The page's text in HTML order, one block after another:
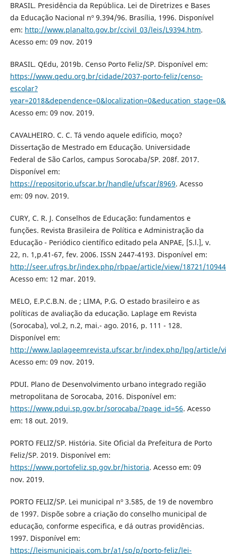
BRASIL. Presidência da República. Lei de Diretrizes e Bases
da Educação Nacional nº 9.394/96. Brasília, 1996. Disponível
em: http://www.planalto.gov.br/ccivil_03/leis/L9394.htm.
Acesso em: 09 nov. 2019
BRASIL. QEdu, 2019b. Censo Porto Feliz/SP. Disponível em:
https://www.qedu.org.br/cidade/2037-porto-feliz/censo-
escolar?
Acesso em: 09 nov. 2019.
CAVALHEIRO. C. C. Tá vendo aquele edifício, moço?
Dissertação de Mestrado em Educação. Universidade
Federal de São Carlos, campus Sorocaba/SP. 208f. 2017.
Disponível em:
https://repositorio.ufscar.br/handle/ufscar/8969. Acesso
em: 09 nov. 2019.
CURY, C. R. J. Conselhos de Educação: fundamentos e
funções. Revista Brasileira de Política e Administração da
Educação - Periódico científico editado pela ANPAE, [S.l.], v.
22, n. 1,p.41-67, fev. 2006. ISSN 2447-4193. Disponível em:
http://seer.ufrgs.br/index.php/rbpae/article/view/18721/10944
Acesso em: 12 mar. 2019.
MELO, E.P.C.B.N. de ; LIMA, P.G. O estado brasileiro e as
políticas de avaliação da educação. Laplage em Revista
(Sorocaba), vol.2, n.2, mai.- ago. 2016, p. 111 - 128.
Disponível em:
http://www.laplageemrevista.ufscar.br/index.php/lpg/article/
Acesso em: 09 nov. 2019.
PDUI. Plano de Desenvolvimento urbano integrado região
metropolitana de Sorocaba, 2016. Disponível em:
https://www.pdui.sp.gov.br/sorocaba/?page_id=56. Acesso
em: 18 out. 2019.
PORTO FELIZ/SP. História. Site Oficial da Prefeitura de Porto
Feliz/SP. 2019. Disponível em:
https://www.portofeliz.sp.gov.br/historia. Acesso em: 09
nov. 2019.
PORTO FELIZ/SP. Lei municipal nº 3.585, de 19 de novembro
de 1997. Dispõe sobre a criação do conselho municipal de
educação, conforme especifica, e dá outras providências.
1997. Disponível em:
https://leismunicipais.com.br/a1/sp/p/porto-feliz/lei-